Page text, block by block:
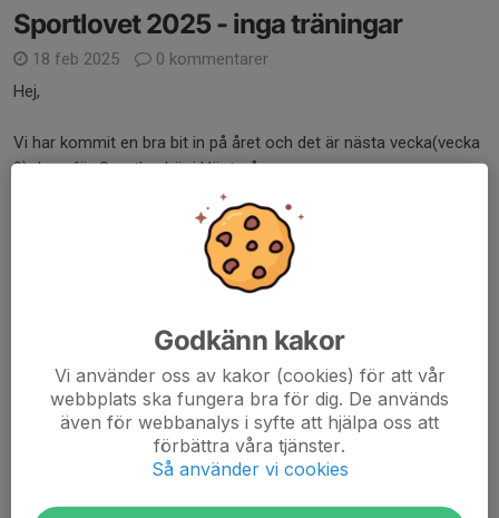
Sportlovet 2025 - inga träningar
18 feb 2025
0 kommentarer
Hej,
Vi har kommit en bra bit in på året och det är nästa vecka(vecka
9) dags för Sportlov här i Västerås.
Under sportlovet kommer vi inte ha de vanliga träningarna på
Det är borttagna under aktiviteter också.
Höstlovet
0 kommentarer
Godkänn kakor
Vi använder oss av kakor (cookies) för att vår
webbplats ska fungera bra för dig. De används
även för webbanalys i syfte att hjälpa oss att
förbättra våra tjänster.
Så använder vi cookies